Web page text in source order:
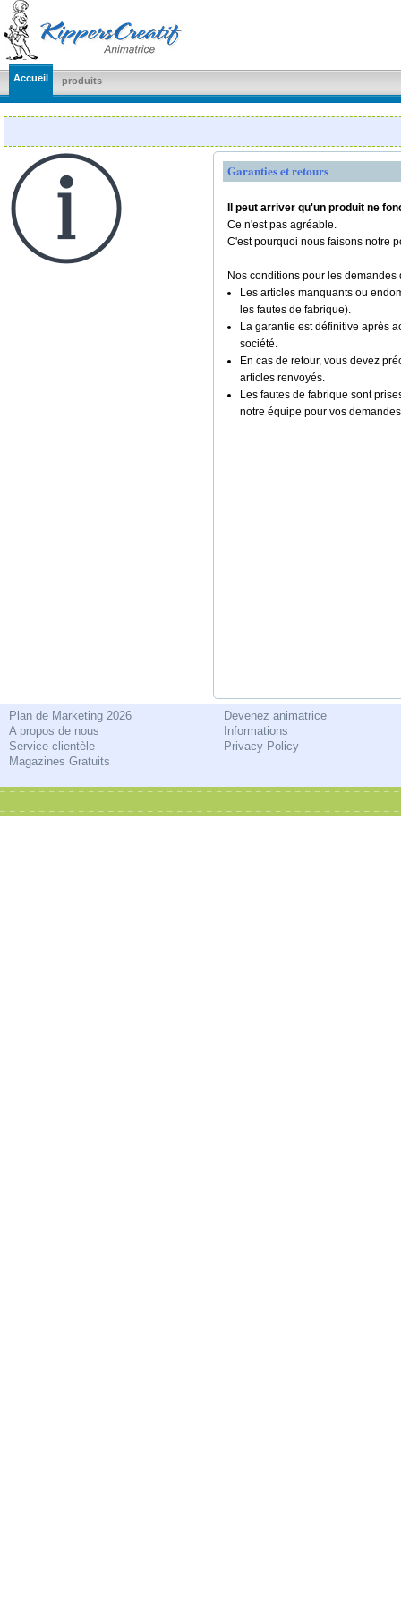
Accueil produits
Garanties et retours
Il peut arriver qu'un produit ne
Ce n'est pas agréable.
C'est pourquoi nous faisons notre
Nos conditions pour les demandes
Les articles manquants ou
les fautes de fabrique).
La garantie est définitive après
société.
En cas de retour, vous devez
articles renvoyés.
Les fautes de fabrique sont
notre équipe pour vos
Plan de Marketing 2026
A propos de nous
Service clientèle
Magazines Gratuits
Devenez animatrice
Informations
Privacy Policy